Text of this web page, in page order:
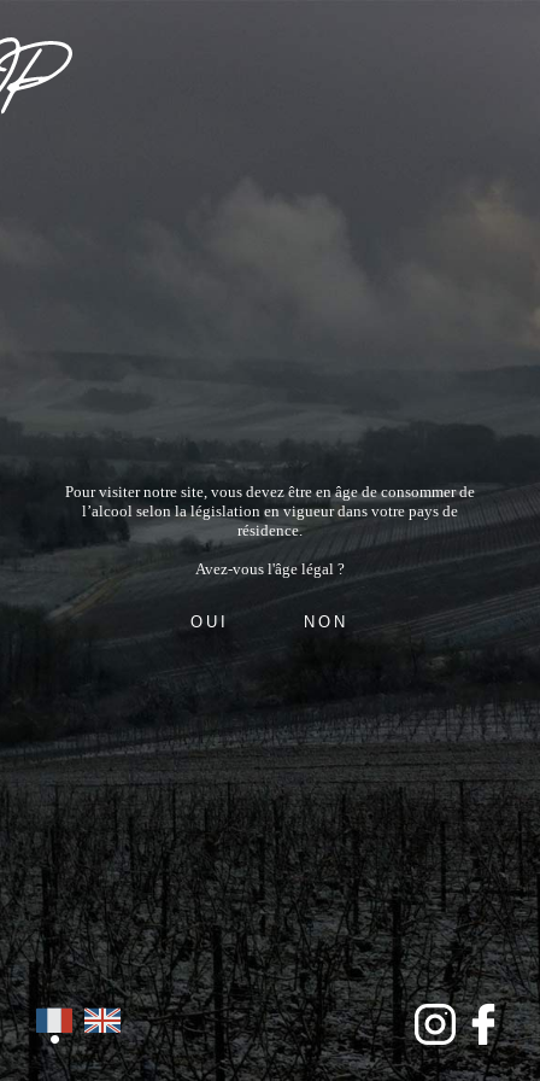
Pour visiter notre site, vous devez être en âge de consommer de
l’alcool selon la législation en vigueur dans votre pays de
résidence.
Avez-vous l'âge légal ?
OUI NON